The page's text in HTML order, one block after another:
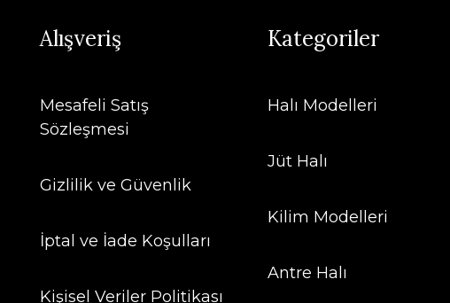
Alışveriş
Mesafeli Satış
Sözleşmesi
Gizlilik ve Güvenlik
İptal ve İade Koşulları
Kişisel Veriler Politikası
Kategoriler
Halı Modelleri
Jüt Halı
Kilim Modelleri
Antre Halı